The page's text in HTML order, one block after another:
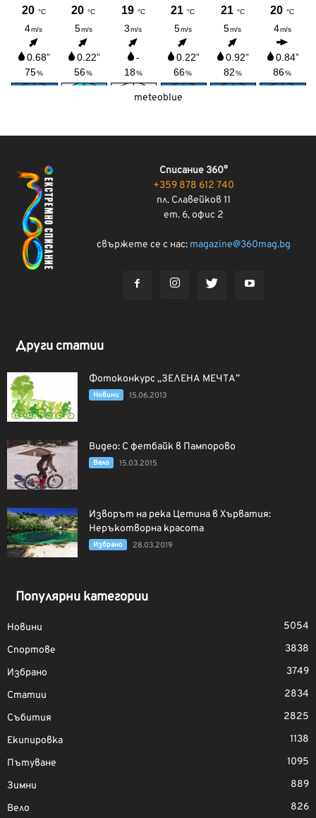
meteoblue
Списание 360°
+359 878 612 740
пл. Славейков 11
ет. 6, офис 2
свържете се с нас: magazine@360mag.bg
Други статии
Фотоконкурс „ЗЕЛЕНА МЕЧТА”
Новини 15.06.2013
Видео: С фетбайк в Пампорово
Вело 15.03.2015
Изворът на река Цетина в Хърватия:
Неръкотворна красота
Избрано 28.03.2019
Популярни категории
Новини
5054
Спортове
3838
Избрано
3749
Статии
2834
Събития
2825
Екипировка
1138
Пътуване
1095
Зимни
889
Вело
826